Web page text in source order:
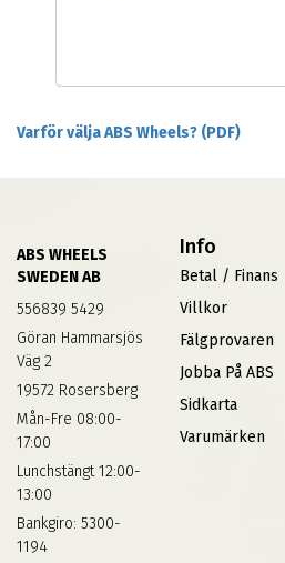
Varför välja ABS Wheels? (PDF)
ABS WHEELS
SWEDEN AB
556839 5429
Göran Hammarsjös
Väg 2
19572 Rosersberg
Mån-Fre 08:00-
17:00
Lunchstängt 12:00-
13:00
Bankgiro: 5300-
1194
Info
Betal / Finans
Villkor
Fälgprovaren
Jobba På ABS
Sidkarta
Varumärken